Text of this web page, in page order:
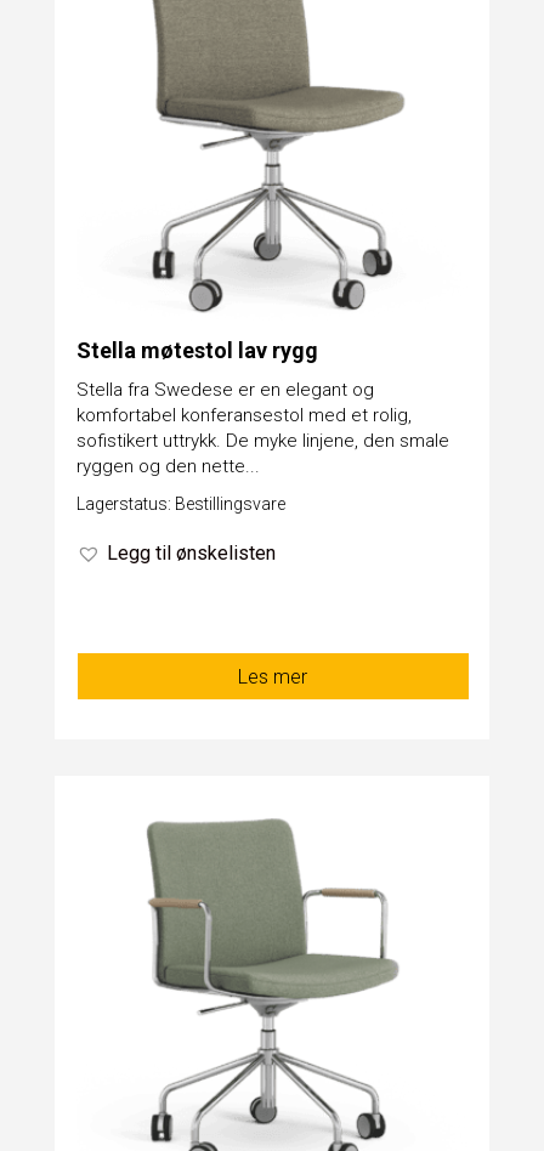
Stella møtestol lav rygg
Stella fra Swedese er en elegant og
komfortabel konferansestol med et rolig,
sofistikert uttrykk. De myke linjene, den smale
ryggen og den nette...
Lagerstatus: Bestillingsvare
Legg til ønskelisten
Les mer